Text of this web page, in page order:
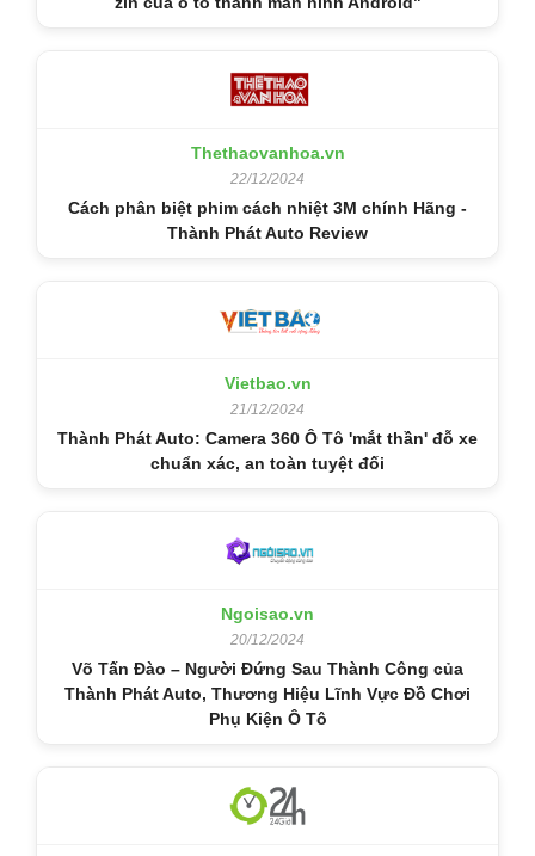
Thethaovanhoa.vn
22/12/2024
Cách phân biệt phim cách nhiệt 3M chính Hãng -
Thành Phát Auto Review
Vietbao.vn
21/12/2024
Thành Phát Auto: Camera 360 Ô Tô 'mắt thần' đỗ xe
chuẩn xác, an toàn tuyệt đối
Ngoisao.vn
20/12/2024
Võ Tấn Đào – Người Đứng Sau Thành Công của
Thành Phát Auto, Thương Hiệu Lĩnh Vực Đồ Chơi
Phụ Kiện Ô Tô